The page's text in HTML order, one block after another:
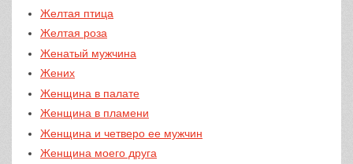
Желтая птица
Желтая роза
Женатый мужчина
Жених
Женщина в палате
Женщина в пламени
Женщина и четверо ее мужчин
Женщина моего друга